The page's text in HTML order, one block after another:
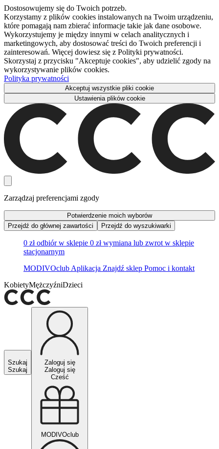
Dostosowujemy się do Twoich potrzeb.
Korzystamy z plików cookies instalowanych na Twoim urządzeniu,
które pomagają nam zbierać informacje takie jak dane osobowe.
Wykorzystujemy je między innymi w celach analitycznych i
marketingowych, aby dostosować treści do Twoich preferencji i
zainteresowań. Więcej dowiesz się z Polityki prywatności.
Skorzystaj z przycisku "Akceptuje cookies", aby udzielić zgody na
wykorzystywanie plików cookies.
Polityka prywatności
Akceptuj wszystkie pliki cookie
Ustawienia plików cookie
Zarządzaj preferencjami zgody
Potwierdzenie moich wyborów
Przejdź do głównej zawartości
Przejdź do wyszukiwarki
0 zł odbiór w sklepie 0 zł wymiana lub zwrot w sklepie
stacjonarnym
MODIVOclub Aplikacja Znajdź sklep Pomoc i kontakt
KobietyMężczyźniDzieci
Szukaj
Szukaj
Zaloguj się
Zaloguj się
Cześć
MODIVOclub